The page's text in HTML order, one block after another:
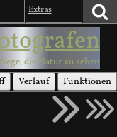
Extras
die Natur zu sehen
Verlauf Funktionen